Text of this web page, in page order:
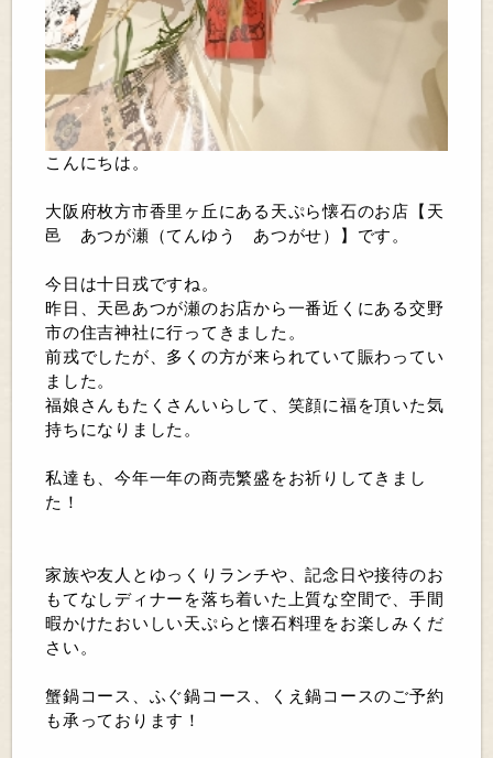
こんにちは。
大阪府枚方市香里ヶ丘にある天ぷら懐石のお店【天
邑 あつが瀬（てんゆう あつがせ）】です。
今日は十日戎ですね。
昨日、天邑あつが瀬のお店から一番近くにある交野
市の住吉神社に行ってきました。
前戎でしたが、多くの方が来られていて賑わってい
ました。
福娘さんもたくさんいらして、笑顔に福を頂いた気
持ちになりました。
私達も、今年一年の商売繁盛をお祈りしてきまし
た！
家族や友人とゆっくりランチや、記念日や接待のお
もてなしディナーを落ち着いた上質な空間で、手間
暇かけたおいしい天ぷらと懐石料理をお楽しみくだ
さい。
蟹鍋コース、ふぐ鍋コース、くえ鍋コースのご予約
も承っております！